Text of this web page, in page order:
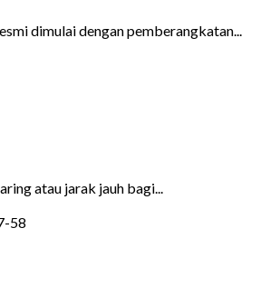
dimulai dengan pemberangkatan...
atau jarak jauh bagi...